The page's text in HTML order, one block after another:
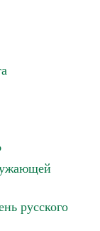
русского